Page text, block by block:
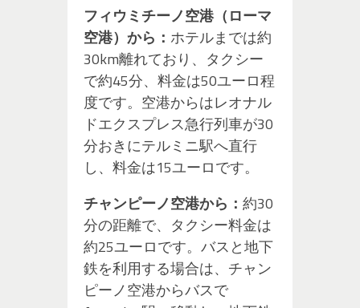
フィウミチーノ空港（ローマ
空港）から： ホテルまでは約
30km離れており、タクシー
で約45分、料金は50ユーロ程
度です。空港からはレオナル
ドエクスプレス急行列車が30
分おきにテルミニ駅へ直行
し、料金は15ユーロです。
チャンピーノ空港から： 約30
分の距離で、タクシー料金は
約25ユーロです。バスと地下
鉄を利用する場合は、チャン
ピーノ空港からバスで